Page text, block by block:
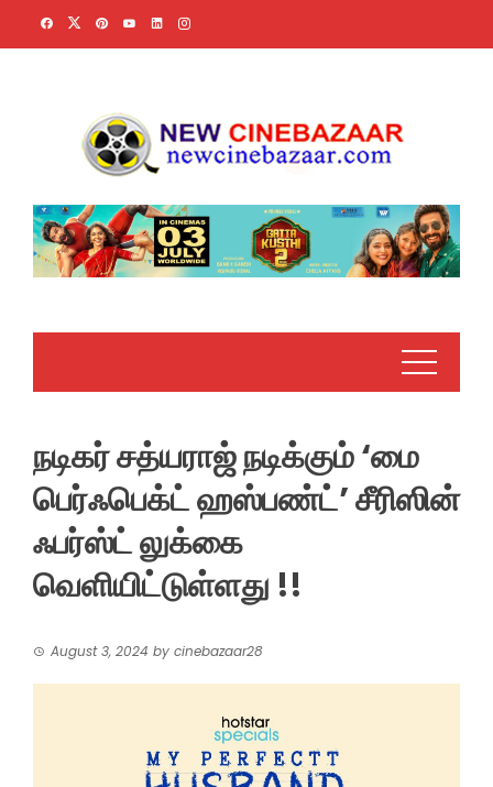
நடிகர் சத்யராஜ் நடிக்கும் ‘மை
பெர்ஃபெக்ட் ஹஸ்பண்ட்’ சீரிஸின்
ஃபர்ஸ்ட் லுக்கை
வெளியிட்டுள்ளது !!
August 3, 2024 by cinebazaar28